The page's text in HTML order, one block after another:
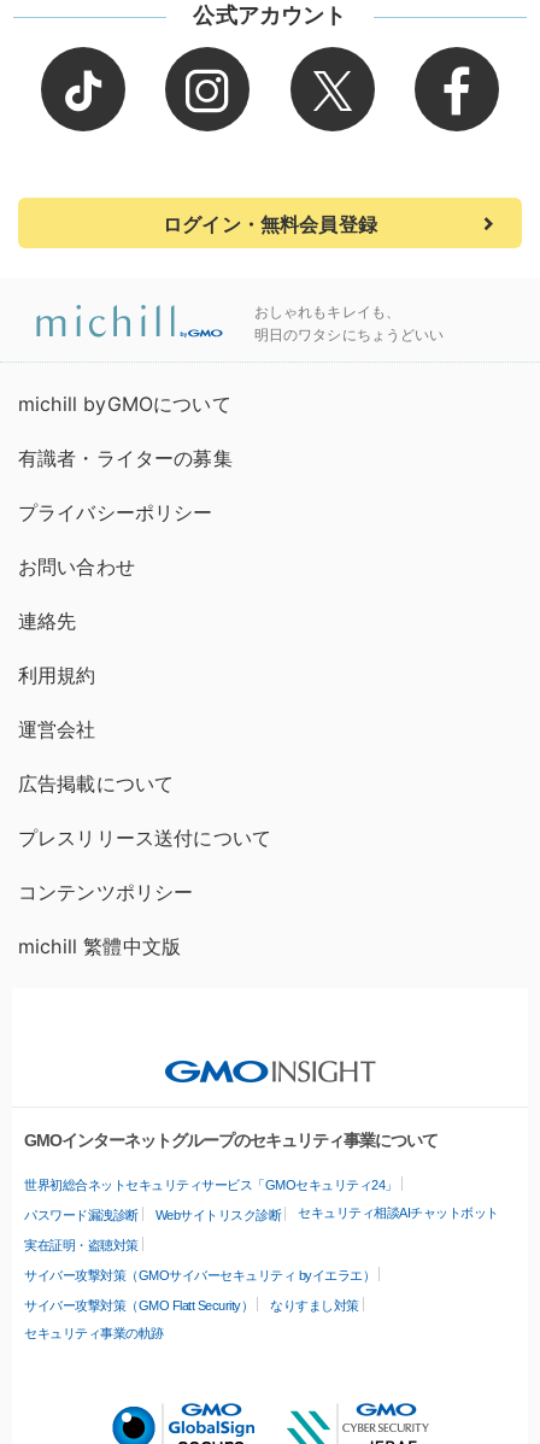
公式アカウント
ログイン・無料会員登録
おしゃれもキレイも、
明日のワタシにちょうどいい
michill byGMOについて
有識者・ライターの募集
プライバシーポリシー
お問い合わせ
連絡先
利用規約
運営会社
広告掲載について
プレスリリース送付について
コンテンツポリシー
michill 繁體中文版
GMOインターネットグループのセキュリティ事業について
世界初総合ネットセキュリティサービス「GMOセキュリティ24」
パスワード漏洩診断 Webサイトリスク診断 セキュリティ相談AIチャットボット
実在証明・盗聴対策
サイバー攻撃対策（GMOサイバーセキュリティ byイエラエ）
サイバー攻撃対策（GMO Flatt Security）
なりすまし対策
セキュリティ事業の軌跡